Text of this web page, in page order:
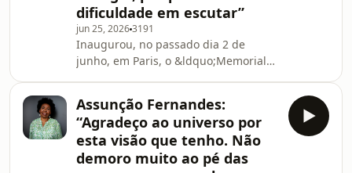
ensino superior como a
&ldquo;realiza&ccedil;&atilde;o de um
sonho de sobreviv&ecirc
dificuldade em escutar”
jun 25, 20263191
Inaugurou, no passado dia 2 de
junho, em Paris, o &ldquo;Memorial
cerim&oacute;nia de Estado, que
contou com a presen&ccedil;a do
Presidente da Fran&ccedil;a,
Emmanuel Macron, e do seu
Assunção Fernandes:
“Agradeço ao universo por
esta visão que tenho. Não
demoro muito ao pé das